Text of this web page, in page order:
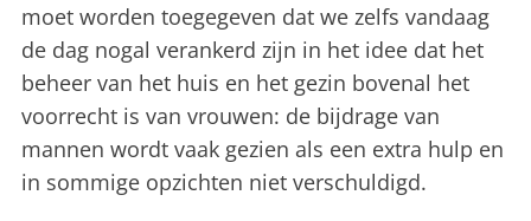
moet worden toegegeven dat we zelfs vandaag
de dag nogal verankerd zijn in het idee dat het
beheer van het huis en het gezin bovenal het
voorrecht is van vrouwen: de bijdrage van
mannen wordt vaak gezien als een extra hulp en
in sommige opzichten niet verschuldigd.